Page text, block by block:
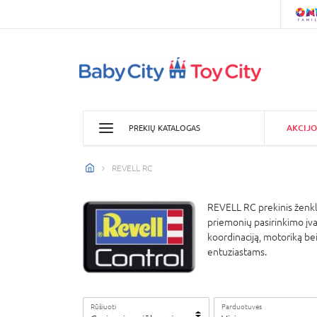
PREKIŲ KATALOGAS
REVELL RC
REVELL RC prekinis
priemonių pasirinkimo
koordinaciją, motoriką
entuziastams.
Rūšiuoti Parduotuvės